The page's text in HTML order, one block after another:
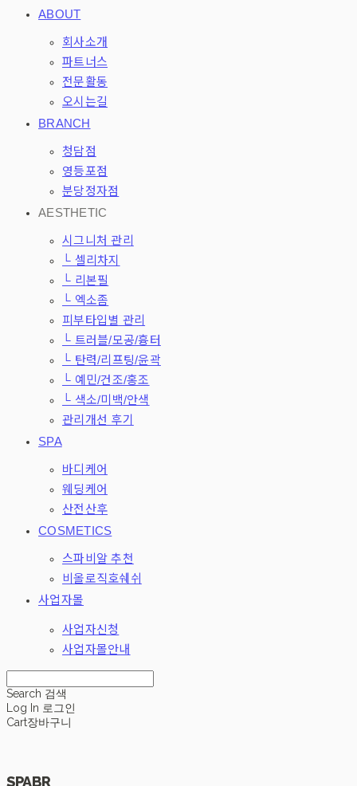
ABOUT
회사소개
파트너스
전문활동
오시는길
BRANCH
청담점
영등포점
분당정자점
AESTHETIC
시그니처 관리
└ 셀리차지
└ 리본필
└ 엑소좀
피부타입별 관리
└ 트러블/모공/흉터
└ 탄력/리프팅/윤곽
└ 예민/건조/홍조
└ 색소/미백/안색
관리개선 후기
SPA
바디케어
웨딩케어
산전산후
COSMETICS
스파비알 추천
비올로직호쉐쉬
사업자몰
사업자신청
사업자몰안내
Search 검색
Log In 로그인
Cart장바구니
SPABR